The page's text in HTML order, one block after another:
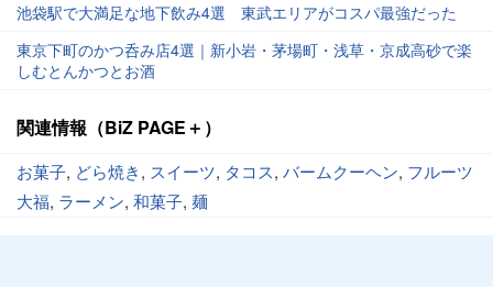
池袋駅で大満足な地下飲み4選 東武エリアがコスパ最強だった
東京下町のかつ呑み店4選｜新小岩・茅場町・浅草・京成高砂で楽
しむとんかつとお酒
関連情報（BiZ PAGE＋）
お菓子, どら焼き, スイーツ, タコス, バームクーヘン, フルーツ
大福, ラーメン, 和菓子, 麺